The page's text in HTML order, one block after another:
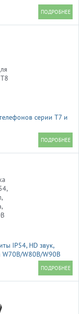
серии Т7 и
IP54, HD звук,
W70B/W80B/W90B